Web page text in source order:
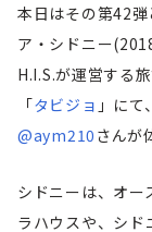
本日はその第42
ア・シドニー
H.I.S.が運営する
「タビジョ 」に
@aym210 さんが
シドニーは、 オー
ラハウスや、 シド